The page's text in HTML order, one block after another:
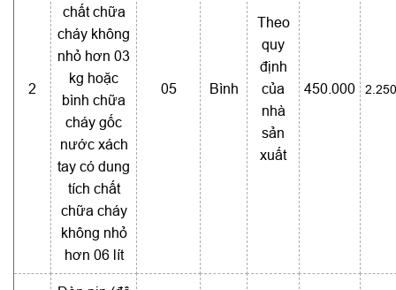
2
chất chữa
cháy không
nhỏ hơn 03
kg hoặc
bình chữa
cháy gốc
nước xách
tay có dung
tích chất
chữa cháy
không nhỏ
hơn 06 lít
05 Bình
Theo
quy
định
của
nhà
sản
xuất
450.000